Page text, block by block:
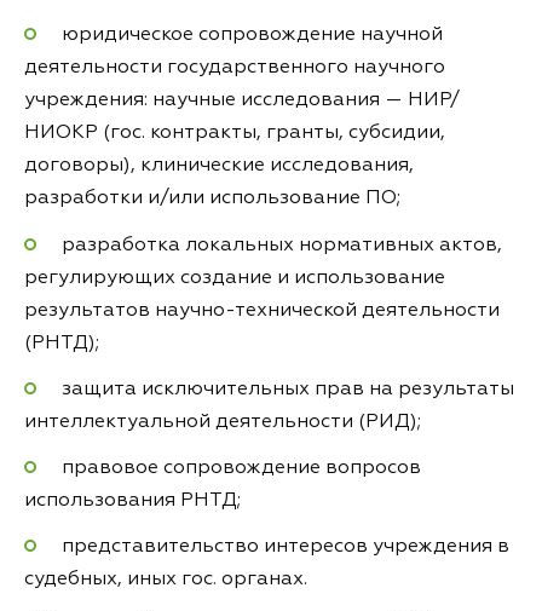
юридическое сопровождение научной
деятельности государственного научного
учреждения: научные исследования — НИР/
НИОКР (гос. контракты, гранты, субсидии,
договоры), клинические исследования,
разработки и/или использование ПО;
разработка локальных нормативных актов,
регулирующих создание и использование
результатов научно-технической деятельности
(РНТД);
защита исключительных прав на результаты
интеллектуальной деятельности (РИД);
правовое сопровождение вопросов
использования РНТД;
представительство интересов учреждения в
судебных, иных гос. органах.